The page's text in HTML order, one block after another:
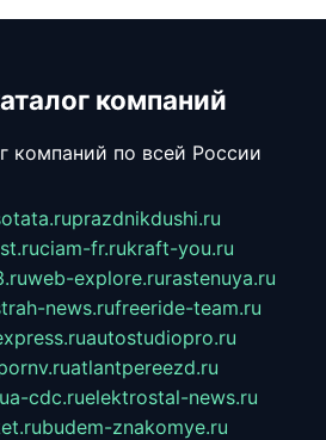
компаний
компаний по всей России
prazdnikdushi.ru
ciam-fr.rukraft-you.ru
web-explore.rurastenuya.ru
news.rufreeride-team.ru
autostudiopro.ru
atlantpereezd.ru
a-cdc.ruelektrostal-news.ru
budem-znakomye.ru